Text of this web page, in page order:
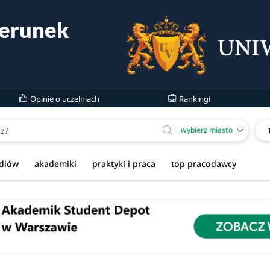
Opinie o uczelniach Rankingi
wybierz miasto
akademiki praktyki i praca top pracodawcy